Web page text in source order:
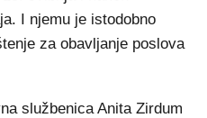
I njemu je istodobno
za obavljanje poslova
službenica Anita Zirdum